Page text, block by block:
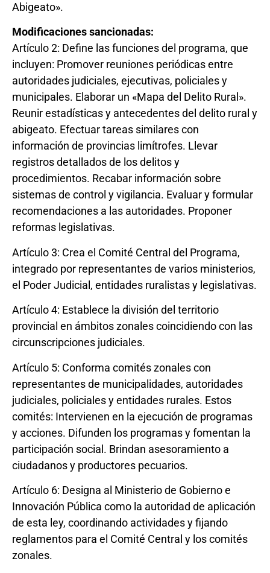
Abigeato».
Modificaciones sancionadas:
Artículo 2: Define las funciones del programa, que
incluyen: Promover reuniones periódicas entre
autoridades judiciales, ejecutivas, policiales y
municipales. Elaborar un «Mapa del Delito Rural».
Reunir estadísticas y antecedentes del delito rural y
abigeato. Efectuar tareas similares con
información de provincias limítrofes. Llevar
registros detallados de los delitos y
procedimientos. Recabar información sobre
sistemas de control y vigilancia. Evaluar y formular
recomendaciones a las autoridades. Proponer
reformas legislativas.
Artículo 3: Crea el Comité Central del Programa,
integrado por representantes de varios ministerios,
el Poder Judicial, entidades ruralistas y legislativas.
Artículo 4: Establece la división del territorio
provincial en ámbitos zonales coincidiendo con las
circunscripciones judiciales.
Artículo 5: Conforma comités zonales con
representantes de municipalidades, autoridades
judiciales, policiales y entidades rurales. Estos
comités: Intervienen en la ejecución de programas
y acciones. Difunden los programas y fomentan la
participación social. Brindan asesoramiento a
ciudadanos y productores pecuarios.
Artículo 6: Designa al Ministerio de Gobierno e
Innovación Pública como la autoridad de aplicación
de esta ley, coordinando actividades y fijando
reglamentos para el Comité Central y los comités
zonales.